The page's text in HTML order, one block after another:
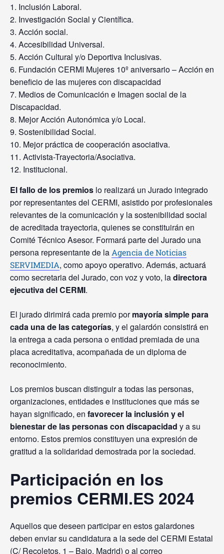
Inclusión Laboral.
Investigación Social y Científica.
Acción social.
Accesibilidad Universal.
Acción Cultural y/o Deportiva Inclusivas.
Fundación CERMI Mujeres 10º aniversario – Acción en
beneficio de las mujeres con discapacidad
Medios de Comunicación e Imagen social de la
Discapacidad.
Mejor Acción Autonómica y/o Local.
Sostenibilidad Social.
Mejor práctica de cooperación asociativa.
Activista-Trayectoria/Asociativa.
Institucional.
El fallo de los premios lo realizará un Jurado integrado
por representantes del CERMI, asistido por profesionales
relevantes de la comunicación y la sostenibilidad social
de acreditada trayectoria, quienes se constituirán en
Comité Técnico Asesor. Formará parte del Jurado una
persona representante de la Agencia de Noticias
SERVIMEDIA, como apoyo operativo. Además, actuará
como secretaria del Jurado, con voz y voto, ladirectora
ejecutiva del CERMI.
El jurado dirimirá cada premio pormayoría simple para
cada una de las categorías, y el galardón consistirá en
la entrega a cada persona o entidad premiada de una
placa acreditativa, acompañada de un diploma de
reconocimiento.
Los premios buscan distinguir a todas las personas,
organizaciones, entidades e instituciones que más se
hayan significado, en favorecer la inclusión y el
bienestar de las personas con discapacidad y a su
entorno. Estos premios constituyen una expresión de
gratitud a la solidaridad demostrada por la sociedad.
Participación en los
premios CERMI.ES 2024
Aquellos que deseen participar en estos galardones
deben enviar su candidatura a la sede del CERMI Estatal
(C/ Recoletos, 1 – Bajo. Madrid) o al correo